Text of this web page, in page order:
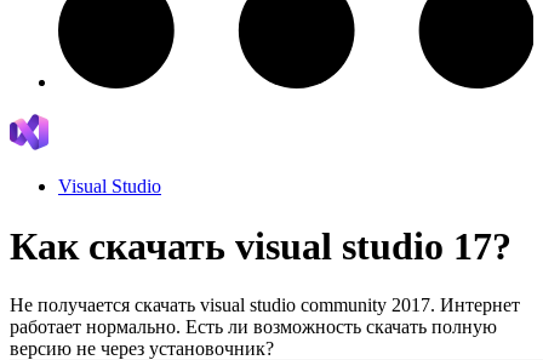
Visual Studio
Как скачать visual studio 17?
Не получается скачать visual studio community 2017. Интернет
работает нормально. Есть ли возможность скачать полную
версию не через установочник?